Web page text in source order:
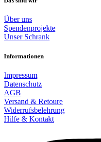
Über uns
Spendenprojekte
Unser Schrank
Informationen
Impressum
Datenschutz
AGB
Versand & Retoure
Widerrufsbelehrung
Hilfe & Kontakt